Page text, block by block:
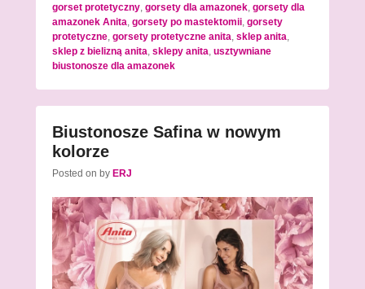
gorset protetyczny gorsety dla amazonek gorsety dla
amazonek Anita gorsety po mastektomii gorsety
protetyczne gorsety protetyczne anita sklep anita
sklep z bielizną anita sklepy anita usztywniane
biustonosze dla amazonek
Biustonosze Safina w nowym
kolorze
Posted on by ERJ